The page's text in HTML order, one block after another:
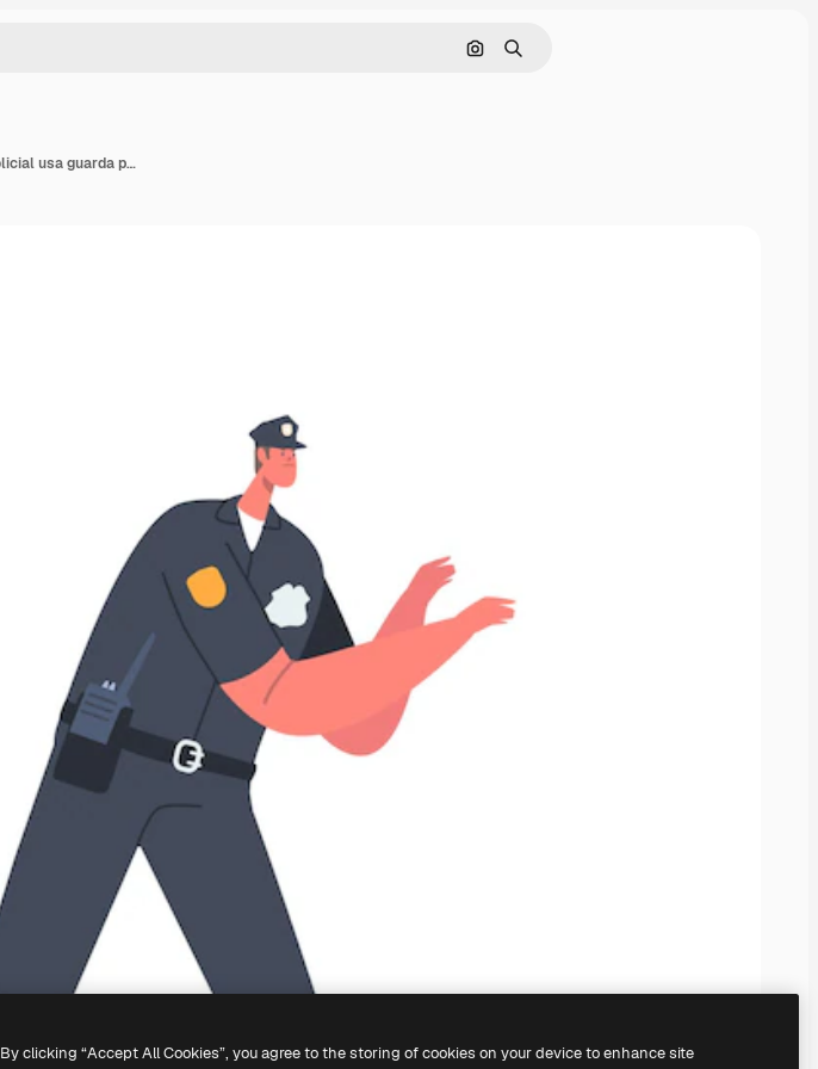
Pesquisar por imagem
Buscar
Policial isolado em fundo branco Policial ou personagem policial usa guarda profissional de segurança uniforme
By clicking “Accept All Cookies”, you agree to the storing of cookies on your device to enhance site